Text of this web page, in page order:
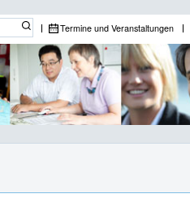
Termine und Veranstaltungen